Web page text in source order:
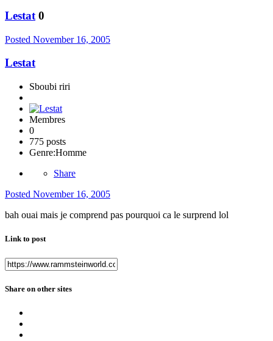
Lestat 0
Posted November 16, 2005
Lestat
Sboubi riri
Membres
0
775 posts
Genre:Homme
Share
Posted November 16, 2005
bah ouai mais je comprend pas pourquoi ca le surprend lol
Link to post
Share on other sites